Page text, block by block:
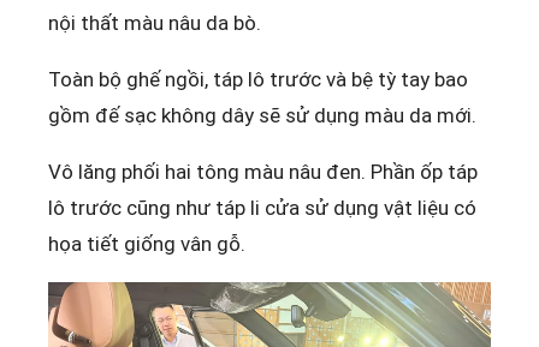
nội thất màu nâu da bò.
Toàn bộ ghế ngồi, táp lô trước và bệ tỳ tay bao
gồm đế sạc không dây sẽ sử dụng màu da mới.
Vô lăng phối hai tông màu nâu đen. Phần ốp táp
lô trước cũng như táp li cửa sử dụng vật liệu có
họa tiết giống vân gỗ.